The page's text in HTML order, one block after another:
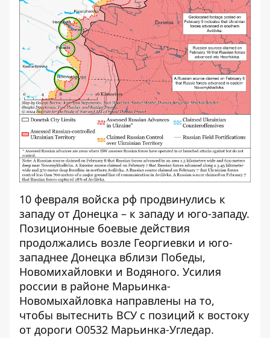
10 февраля войска рф продвинулись к
западу от Донецка – к западу и юго-западу.
Позиционные боевые действия
продолжались возле Георгиевки и юго-
западнее Донецка вблизи Победы,
Новомихайловки и Водяного. Усилия
россии в районе Марьинка-
Новомыхайловка направлены на то,
чтобы вытеснить ВСУ с позиций к востоку
от дороги О0532 Марьинка-Угледар.